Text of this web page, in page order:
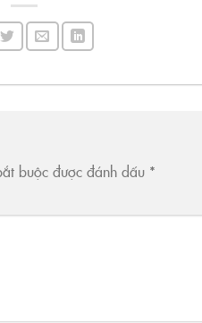
buộc được đánh dấu *